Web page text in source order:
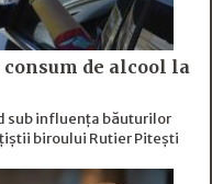
de alcool la
sub influența băuturilor
biroului Rutier Pitești